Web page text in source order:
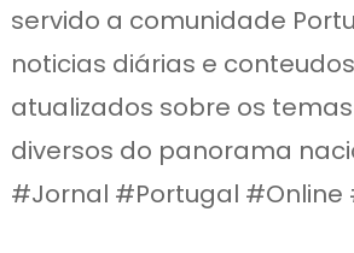
servido a comunidade
noticias diárias e
atualizados sobre os
diversos do panorama
#Jornal #Portugal #Online